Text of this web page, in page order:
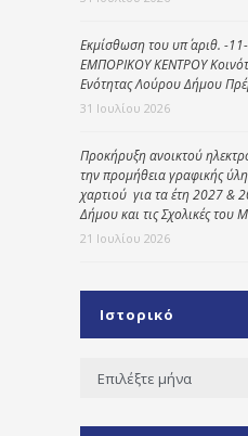
Εκμίσθωση του υπ΄ αριθ. -
ΕΜΠΟΡΙΚΟΥ ΚΕΝΤΡΟΥ
Ενότητας Λούρου Δήμου
31 Ιουλίου 2026
Προκήρυξη ανοικτού
την προμήθεια γραφικής
χαρτιού για τα έτη 2027 &
Δήμου και τις Σχολικές του
21 Ιουλίου 2026
Ιστορικό
Ιστορικό